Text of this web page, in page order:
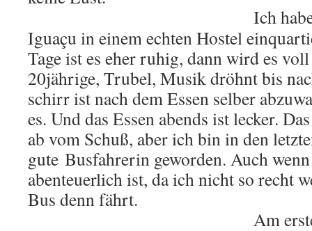
Ich
Iguaçu in einem ech­ten Hos­tel
Tage ist es eher ruhig, dann wird es
20jäh­ri­ge, Tru­bel, Musik dröhnt bis
schirr ist nach dem Essen sel­ber
es. Und das Essen abends ist le­cker.
ab vom Schuß, aber ich bin in den
gute Bus­fah­re­rin ge­wor­den. Auch
aben­teu­er­lich ist, da ich nicht so recht
Bus denn fährt.
Am